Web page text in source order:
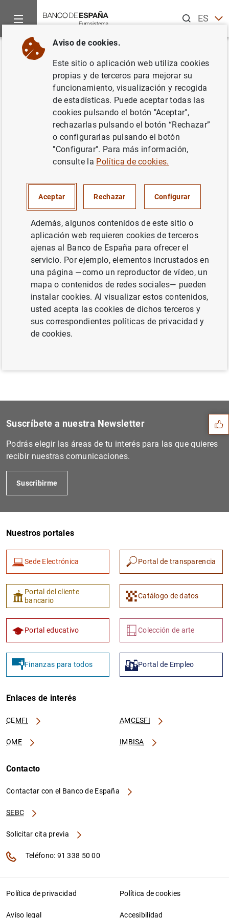
ESEN
Inicio Noticias y eventos
Volver
Estadísticas sobre pagos
correspondientes al año 2010
SITUACIÓN ECONÓMICA
EFECTIVO, MONEDAS Y BILLETES ESPAÑA
Estadísticas sobre pagos correspondientes
al año 2010 (74KB)
Anterior
Siguiente
Estadísticas de emisiones d...
Sugerencias
1 2
Suscríbete a nuestra Newsletter
Podrás elegir las áreas de tu interés para las que quieres
recibir nuestras comunicaciones.
Suscribirme
Nuestros portales
Sede Electrónica Portal de transparencia
Portal del cliente
bancario
Catálogo de datos
Portal educativo Colección de arte
Finanzas para todos Portal de Empleo
Enlaces de interés
CEMFI AMCESFI
OME IMBISA
Contacto
Contactar con el Banco de España
SEBC
Solicitar cita previa
Teléfono: 91 338 50 00
Política de privacidad Política de cookies
Aviso legal Accesibilidad
Aviso de cookies.
Este sitio o aplicación web utiliza cookies
propias y de terceros para mejorar su
funcionamiento, visualización y recogida
de estadísticas. Puede aceptar todas las
cookies pulsando el botón "Aceptar",
rechazarlas pulsando el botón “Rechazar”
o configurarlas pulsando el botón
"Configurar". Para más información,
consulte la Política de cookies.
Aceptar Rechazar Configurar
Además, algunos contenidos de este sitio o
aplicación web requieren cookies de terceros
ajenas al Banco de España para ofrecer el
servicio. Por ejemplo, elementos incrustados en
una página —como un reproductor de vídeo, un
mapa o contenidos de redes sociales— pueden
instalar cookies. Al visualizar estos contenidos,
usted acepta las cookies de dichos terceros y
sus correspondientes políticas de privacidad y
de cookies.